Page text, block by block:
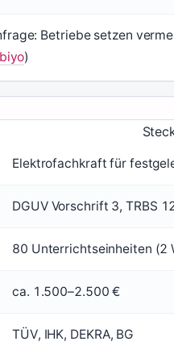
Betriebe setzen
)
Elektrofachkraft für
DGUV Vorschrift 3, TRBS
80 Unterrichtseinheiten (2
ca. 1.500–2.500 €
TÜV, IHK, DEKRA, BG